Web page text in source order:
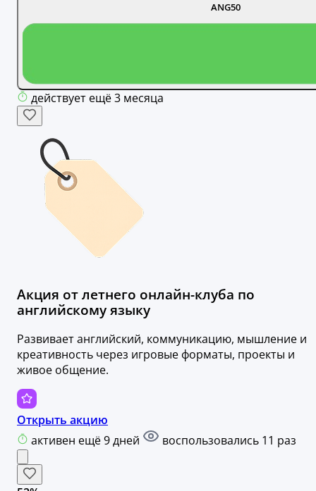
ANG50
действует ещё 3 месяца
Акция от летнего онлайн-клуба по
английскому языку
Развивает английский, коммуникацию, мышление и
креативность через игровые форматы, проекты и
живое общение.
Открыть акцию
активен ещё 9 дней
воспользовались 11 раз